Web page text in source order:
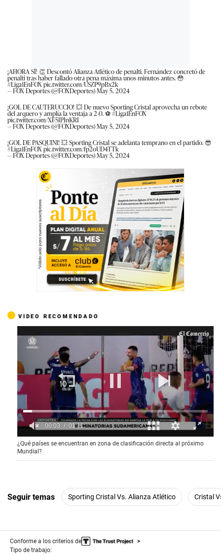
¡AHORA SÍ! 👏 Descontó Alianza Atlético de penalti. Fernández concretó de
penalti tras haber fallado otra pena máxima unos minutos antes. 😳
#Liga1EnFOXpic.twitter.com/USZP9pBx2k
— FOX Deportes (@FOXDeportes)May 5, 2024
¡GOL DE CAUTERUCCIO! 💥 De nuevo Sporting Cristal aprovecha un rebote
del arquero y amplía la ventaja a 2-0. ⚽️#Liga1EnFOX
pic.twitter.com/XF5IPJnKRI
— FOX Deportes (@FOXDeportes)May 5, 2024
¡GOL DE PASQUINI! 💥 Sporting Cristal se adelanta temprano en el partido. 😎
#Liga1EnFOXpic.twitter.com/fp2oUD4TTk
— FOX Deportes (@FOXDeportes)May 5, 2024
VIDEO RECOMENDADO
0
s
e
c
s
o
n
u
¿Qué países se encuentran en zona de clasificación directa al próximo
Mundial?
Seguir temas Sporting Cristal Vs. Alianza Atlético Cristal
Conforme a los criterios de
Tipo de trabajo: